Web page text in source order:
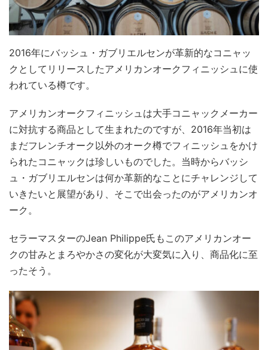
2016年にバッシュ・ガブリエルセンが革新的なコニャッ
クとしてリリースしたアメリカンオークフィニッシュに使
われている樽です。
アメリカンオークフィニッシュは大手コニャックメーカー
に対抗する商品として生まれたのですが、2016年当初は
まだフレンチオーク以外のオーク樽でフィニッシュをかけ
られたコニャックは珍しいものでした。当時からバッシ
ュ・ガブリエルセンは何か革新的なことにチャレンジして
いきたいと展望があり、そこで出会ったのがアメリカンオ
ーク。
セラーマスターのJean Philippe氏もこのアメリカンオー
クの甘みとまろやかさの変化が大変気に入り、商品化に至
ったそう。